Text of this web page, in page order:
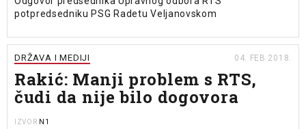
potpredsedniku PSG Radetu Veljanovskom
DRŽAVA I MEDIJI 04. FEB 2018.
Rakić: Manji problem s RTS,
čudi da nije bilo dogovora
IZVOR N1